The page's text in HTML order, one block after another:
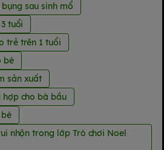
sau sinh mổ
tuổi
trẻ trên 1 tuổi
bé
sản xuất
cho bà bầu
nhộn trong lớp Trò chơi Noel